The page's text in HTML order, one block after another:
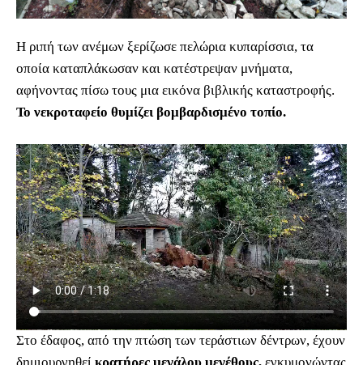
Η ριπή των ανέμων ξερίζωσε πελώρια κυπαρίσσια, τα
οποία καταπλάκωσαν και κατέστρεψαν μνήματα,
αφήνοντας πίσω τους μια εικόνα βιβλικής καταστροφής.
Το νεκροταφείο θυμίζει βομβαρδισμένο τοπίο.
Στο έδαφος, από την πτώση των τεράστιων δέντρων, έχουν